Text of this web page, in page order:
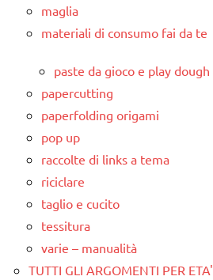
maglia
materiali di consumo fai da te
paste da gioco e play dough
papercutting
paperfolding origami
pop up
raccolte di links a tema
riciclare
taglio e cucito
tessitura
varie – manualità
TUTTI GLI ARGOMENTI PER ETA'